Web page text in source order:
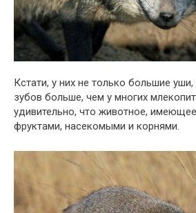
Кстати, у них не только большие
зубов больше, чем у многих
удивительно, что животное, имеющее
фруктами, насекомыми и корнями.